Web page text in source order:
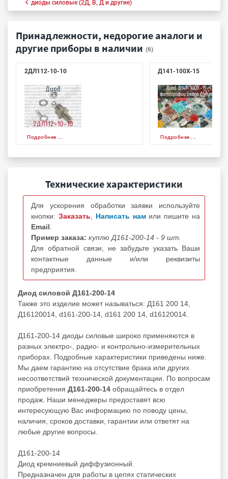
диоды силовые (2Д, В, Д и другие)
Принадлежности, недорогие аналоги и
другие приборы в наличии (6)
2ДЛ112-10-10
Подробнее ...
Д141-100Х-15
Подробнее ...
Технические характеристики
Для ускорения обработки заявки используйте
кнопки: Заказать Написать нам или пишите на
Email
Пример заказа: куплю Д161-200-14 - 9 шт.
Для обратной связи, не забудьте указать Ваши
контактные данные и/или реквизиты
предприятия.
Диод силовой Д161-200-14
Также это изделие может называться: Д161 200 14,
Д16120014, d161-200-14, d161 200 14, d16120014.
Д161-200-14 диоды силовые широко применяются в
разных электро-, радио- и контрольно-измерительных
приборах. Подробные характеристики приведены ниже.
Мы даем гарантию на отсутствие брака или других
несоответствий технической документации. По вопросам
приобретения Д161-200-14 обращайтесь в отдел
продаж. Наши менеджеры предоставят всю
интересующую Вас информацию по поводу цены,
наличия, сроков доставки, гарантии или ответят на
любые другие вопросы.
Д161-200-14
Диод кремниевый диффузионный.
Предназначен для работы в цепях статических